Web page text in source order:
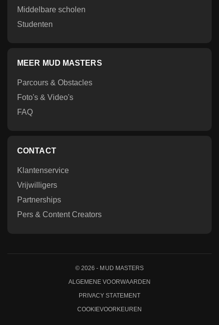
Middelbare scholen
Studenten
MEER MUD MASTERS
Parcours & Obstacles
Foto's & Video's
FAQ
CONTACT
Klantenservice
Vrijwilligers
Partnerships
Pers & Content Creators
© 2026 - MUD MASTERS
ALGEMENE VOORWAARDEN
PRIVACY STATEMENT
COOKIEVOORKEUREN